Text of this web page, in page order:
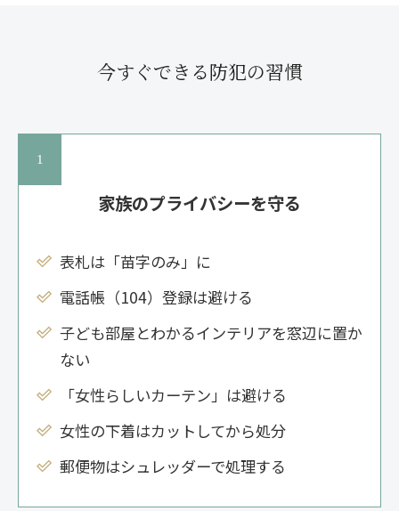
今すぐできる防犯の習慣
家族のプライバシーを守る
表札は「苗字のみ」に
電話帳（104）登録は避ける
子ども部屋とわかるインテリアを窓辺に置か
ない
「女性らしいカーテン」は避ける
女性の下着はカットしてから処分
郵便物はシュレッダーで処理する